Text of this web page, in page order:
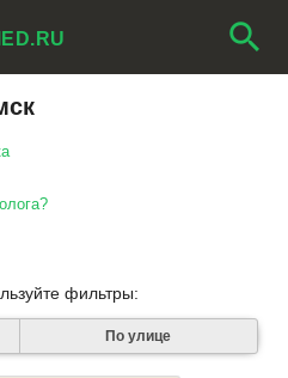
search
фильтры:
По улице